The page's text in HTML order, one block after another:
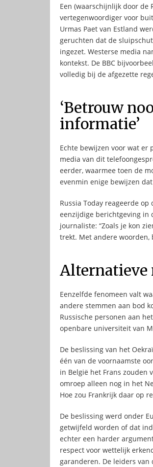
Een (waarschijnlijk door de
vertegenwoordiger voor
Urmas Paet van Estland
geruchten dat de
ingezet. Westerse media
kontekst. De BBC
volledig bij de afgezette
‘Betrouw
informatie’
Echte bewijzen voor wat er
media van dit
eerder, waarmee toen de
evenmin enige bewijzen
Russia Today reageerde
eenzijdige berichtgeving in
journaliste: “Zoals je kon
trekt. Met andere woorden,
Alternatieve
Eenzelfde fenomeen valt
andere stemmen aan bod
Russische personen aan
openbare universiteit van
De beslissing van het
één van de voornaamste
in België het Frans zouden
omroep alleen nog in het
Hoe zou Frankrijk daar op
De beslissing werd onder
getwijfeld worden of dat
echter een harder
respect voor wettelijk
garanderen. De leiders